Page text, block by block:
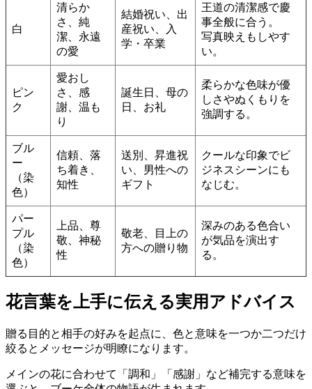
白
清らか
さ、純
潔、永遠
の愛
結婚祝い、出
産祝い、入
学・卒業
王道の清潔感で慶
事全般に合う。
写真映えもしやす
い。
ピン
ク
愛おし
さ、感
謝、温も
り
誕生日、母の
日、お礼
柔らかな色味が優
しさやぬくもりを
強調する。
ブル
ー
（染
色）
信頼、落
ち着き、
知性
送別、昇進祝
い、男性への
ギフト
クールな印象でビ
ジネスシーンにも
なじむ。
パー
プル
（染
色）
上品、尊
敬、神秘
性
敬老、目上の
方への贈り物
深みのある色合い
が気品を演出す
る。
花言葉を上手に伝える実用アドバイス
贈る目的と相手の好みを起点に、色と意味を一つか二つだけ
絞るとメッセージが明瞭になります。
メインの花に合わせて「調和」「感謝」など補完する意味を